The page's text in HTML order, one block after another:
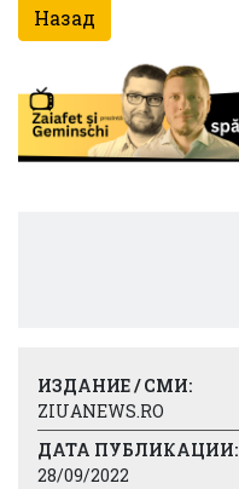
Назад
ИЗДАНИЕ / СМИ:
ZIUANEWS.RO
ДАТА ПУБЛИКАЦИИ:
28/09/2022